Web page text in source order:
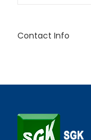
Contact Info